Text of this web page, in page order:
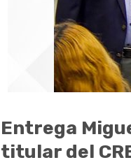
Entrega
titular del